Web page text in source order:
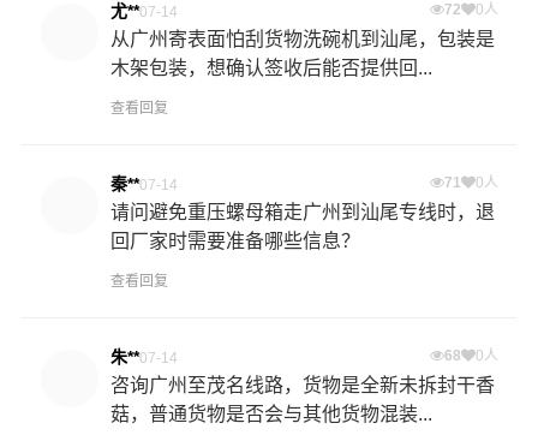
尤**07-14 72 0人
从广州寄表面怕刮货物洗碗机到汕尾，包装是
木架包装，想确认签收后能否提供回...
查看回复
秦**07-14 71 0人
请问避免重压螺母箱走广州到汕尾专线时，退
回厂家时需要准备哪些信息？
查看回复
朱**07-14 68 0人
咨询广州至茂名线路，货物是全新未拆封干香
菇，普通货物是否会与其他货物混装...